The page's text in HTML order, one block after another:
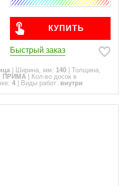
КУПИТЬ
Быстрый заказ
Ширина, мм: 140
Толщина,
ПРИМА
Кол-во досок в
4 Виды работ: внутри